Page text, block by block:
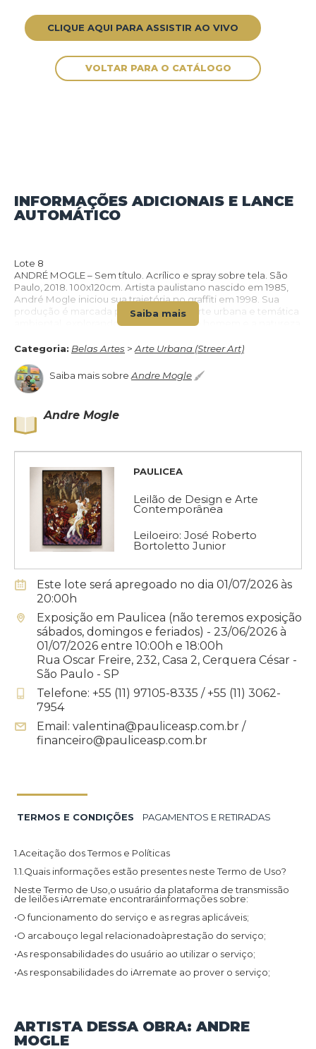
INFORMAÇÕES ADICIONAIS E LANCE
AUTOMÁTICO
Lote 8
ANDRÉ MOGLE – Sem título. Acrílico e spray sobre tela. São
Paulo, 2018. 100x120cm. Artista paulistano nascido em 1985,
André Mogle iniciou sua trajetória no graffiti em 1998. Sua
produção é marcada pela fusão entre arte urbana e temática
ambiental, explorando a relação entre o homem e a natureza
Suas obras abordam questões ligadas à consciência
linguagem contemporânea e forte identidade visual.
Saiba mais
Categoria: Belas Artes > Arte Urbana (Streer Art)
Saiba mais sobre Andre Mogle
Andre Mogle
PAULICEA
Leilão de Design e Arte
Contemporânea
Leiloeiro: José Roberto
Bortoletto Junior
Este lote será apregoado no dia 01/07/2026 às
20:00h
Exposição em Paulicea (não teremos exposição
sábados, domingos e feriados) - 23/06/2026 à
01/07/2026 entre 10:00h e 18:00h
Rua Oscar Freire, 232, Casa 2, Cerquera César -
São Paulo - SP
Telefone: +55 (11) 97105-8335 / +55 (11) 3062-
7954
Email: valentina@pauliceasp.com.br /
financeiro@pauliceasp.com.br
CLIQUE AQUI PARA ASSISTIR AO VIVO
VOLTAR PARA O CATÁLOGO
TERMOS E CONDIÇÕES PAGAMENTOS E RETIRADAS
1.Aceitação dos Termos e Políticas
1.1.Quais informações estão presentes neste Termo de Uso?
Neste Termo de Uso,o usuário da plataforma de transmissão
de leilões iArremate encontraráinformações sobre:
•O funcionamento do serviço e as regras aplicáveis;
•O arcabouço legal relacionadoàprestação do serviço;
•As responsabilidades do usuário ao utilizar o serviço;
•As responsabilidades do iArremate ao prover o serviço;
deste Termo de Uso tenham sido violadas.
Além disso,na Política de Privacidade,o usuário da plataforma
ARTISTA DESSA OBRA: ANDRE
MOGLE